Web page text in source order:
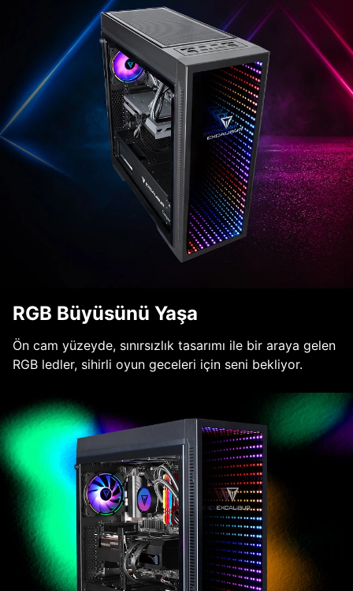
RGB Büyüsünü Yaşa
Ön cam yüzeyde, sınırsızlık tasarımı ile bir araya gelen
RGB ledler, sihirli oyun geceleri için seni bekliyor.